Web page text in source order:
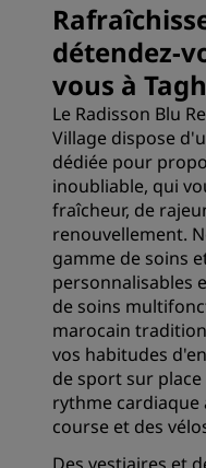
détendez-
vous à
Le Radisson Blu
Village dispose
dédiée pour
inoubliable, qui
fraîcheur, de
renouvellement.
gamme de soins
personnalisables
de soins
marocain
vos habitudes
de sport sur
rythme cardiaque
course et des